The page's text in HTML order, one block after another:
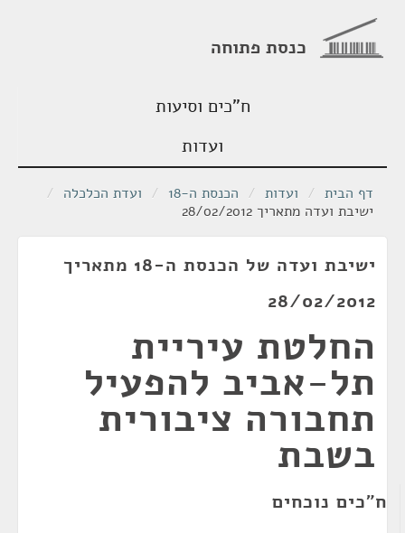
כנסת פתוחה
ח"כים וסיעות
ועדות
דף הבית / ועדות / הכנסת ה-18 / ועדת הכלכלה /
ישיבת ועדה מתאריך 28/02/2012
ישיבת ועדה של הכנסת ה-18 מתאריך
28/02/2012
החלטת עיריית
תל-אביב להפעיל
תחבורה ציבורית
בשבת
ח"כים נוכחים